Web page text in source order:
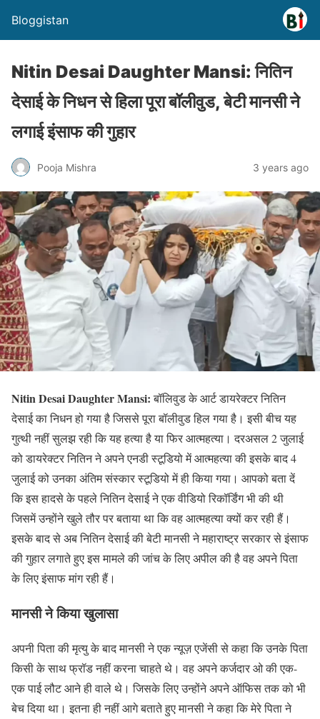
Bloggistan
Nitin Desai Daughter Mansi: नितिन
देसाई के निधन से हिला पूरा बॉलीवुड, बेटी मानसी ने
लगाई इंसाफ की गुहार
Pooja Mishra 3 years ago
Nitin Desai Daughter Mansi:बॉलिवुड के आर्ट डायरेक्टर नितिन
देसाई का निधन हो गया है जिससे पूरा बॉलीवुड हिल गया है। इसी बीच यह
गुत्थी नहीं सुलझ रही कि यह हत्या है या फिर आत्महत्या। दरअसल 2 जुलाई
को डायरेक्टर नितिन ने अपने एनडी स्टूडियो में आत्महत्या की इसके बाद 4
जुलाई को उनका अंतिम संस्कार स्टूडियो में ही किया गया। आपको बता दें
कि इस हादसे के पहले नितिन देसाई ने एक वीडियो रिकॉर्डिंग भी की थी
जिसमें उन्होंने खुले तौर पर बताया था कि वह आत्महत्या क्यों कर रही हैं।
इसके बाद से अब नितिन देसाई की बेटी मानसी ने महाराष्ट्र सरकार से इंसाफ
की गुहार लगाते हुए इस मामले की जांच के लिए अपील की है वह अपने पिता
के लिए इंसाफ मांग रही हैं।
मानसी ने किया खुलासा
अपनी पिता की मृत्यु के बाद मानसी ने एक न्यूज़ एजेंसी से कहा कि उनके पिता
किसी के साथ फ्रॉड नहीं करना चाहते थे। वह अपने कर्जदार ओ की एक-
एक पाई लौट आने ही वाले थे। जिसके लिए उन्होंने अपने ऑफिस तक को भी
बेच दिया था। इतना ही नहीं आगे बताते हुए मानसी ने कहा कि मेरे पिता ने